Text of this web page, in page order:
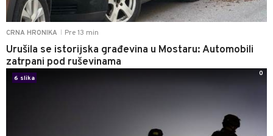
CRNA HRONIKA Pre 13 min
Urušila se istorijska građevina u Mostaru: Automobili
zatrpani pod ruševinama
6 slika
0